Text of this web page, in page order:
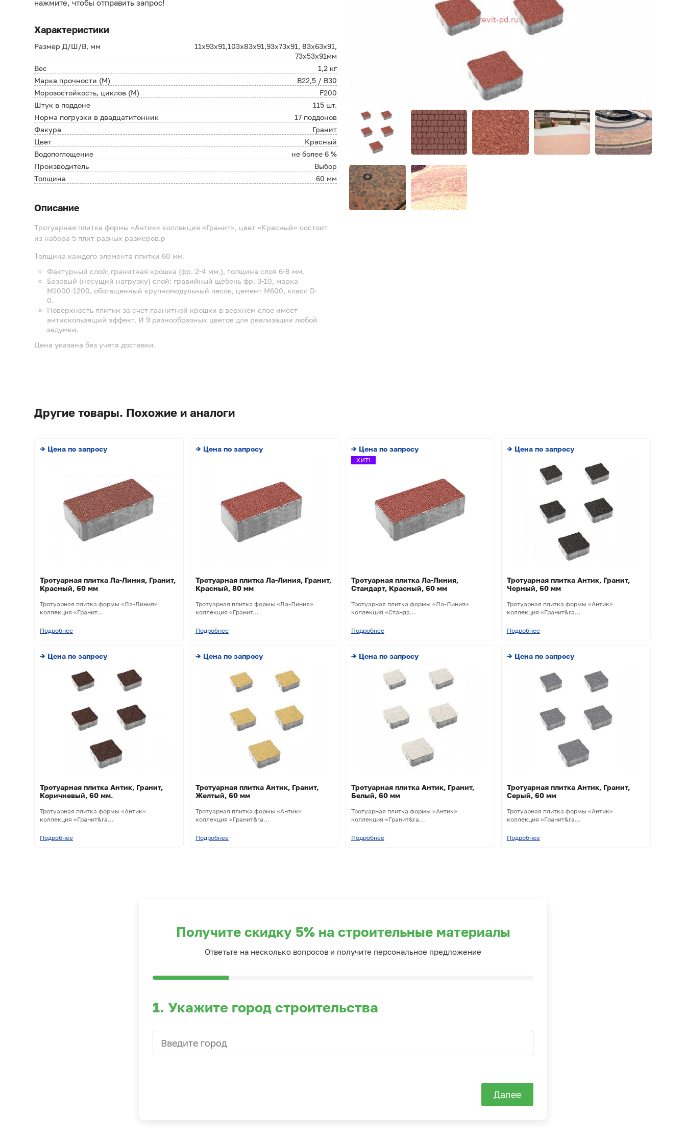
нажмите, чтобы отправить запрос!
Характеристики
Размер Д/Ш/В, мм
11х93х91,103х83х91,93х73х91, 83х63х91,
73х53х91мм
Вес
1,2 кг
Марка прочности (М)
В22,5 / B30
Морозостойкость, циклов (М)
F200
Штук в поддоне
115 шт.
Норма погрузки в двадцатитонник
17 поддонов
Факура
Гранит
Цвет
Красный
Водопоглощение
не более 6 %
Производитель
Выбор
Толщина
60 мм
Описание
Тротуарная плитка формы «Антик» коллекция «Гранит», цвет «Красный» состоит
из набора 5 плит разных размеров.р
Толщина каждого элемента плитки 60 мм.
Фактурный слой: гранитная крошка (фр. 2-4 мм.), толщина слоя 6-8 мм.
Базовый (несущий нагрузку) слой: гравийный щебень фр. 3-10, марка
М1000-1200, обогащенный крупномодульный песок, цемент М600, класс D-
0.
Поверхность плитки за счет гранитной крошки в верхнем слое имеет
антискользящий эффект. И 9 разнообразных цветов для реализации любой
задумки.
Цена указана без учета доставки.
Другие товары. Похожие и аналоги
→ Цена по запросу
Тротуарная плитка Ла-Линия, Гранит,
Красный, 60 мм
Тротуарная плитка формы «Ла-Линия»
коллекция «Гранит...
Подробнее
→ Цена по запросу
Тротуарная плитка Ла-Линия, Гранит,
Красный, 80 мм
Тротуарная плитка формы «Ла-Линия»
коллекция «Гранит...
Подробнее
→ Цена по запросу
ХИТ!
Тротуарная плитка Ла-Линия,
Стандарт, Красный, 60 мм
Тротуарная плитка формы «Ла-Линия»
коллекция «Станда...
Подробнее
→ Цена по запросу
Тротуарная плитка Антик, Гранит,
Черный, 60 мм
Тротуарная плитка формы «Антик»
коллекция «Гранит&ra...
Подробнее
→ Цена по запросу
Тротуарная плитка Антик, Гранит,
Коричневый, 60 мм.
Тротуарная плитка формы «Антик»
коллекция «Гранит&ra...
Подробнее
→ Цена по запросу
Тротуарная плитка Антик, Гранит,
Желтый, 60 мм
Тротуарная плитка формы «Антик»
коллекция «Гранит&ra...
Подробнее
→ Цена по запросу
Тротуарная плитка Антик, Гранит,
Белый, 60 мм
Тротуарная плитка формы «Антик»
коллекция «Гранит&ra...
Подробнее
→ Цена по запросу
Тротуарная плитка Антик, Гранит,
Серый, 60 мм
Тротуарная плитка формы «Антик»
коллекция «Гранит&ra...
Подробнее
Получите скидку 5% на строительные материалы
Ответьте на несколько вопросов и получите персональное предложение
1. Укажите город строительства
Далее